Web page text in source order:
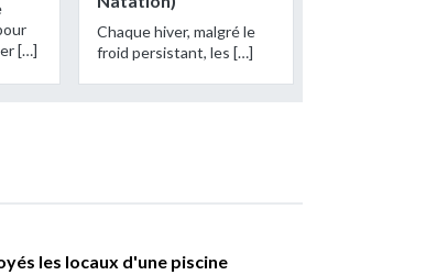
[…]
Chaque hiver, malgré le
froid persistant, les […]
les locaux d'une piscine